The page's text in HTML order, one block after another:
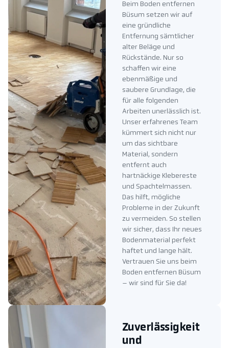
Beim Boden entfernen
Büsum setzen wir auf
eine gründliche
Entfernung sämtlicher
alter Beläge und
Rückstände. Nur so
schaffen wir eine
ebenmäßige und
saubere Grundlage, die
für alle folgenden
Arbeiten unerlässlich ist.
Unser erfahrenes Team
kümmert sich nicht nur
um das sichtbare
Material, sondern
entfernt auch
hartnäckige Klebereste
und Spachtelmassen.
Das hilft, mögliche
Probleme in der Zukunft
zu vermeiden. So stellen
wir sicher, dass Ihr neues
Bodenmaterial perfekt
haftet und lange hält.
Vertrauen Sie uns beim
Boden entfernen Büsum
– wir sind für Sie da!
Zuverlässigkeit
und